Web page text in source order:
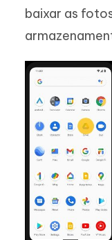
baixar as